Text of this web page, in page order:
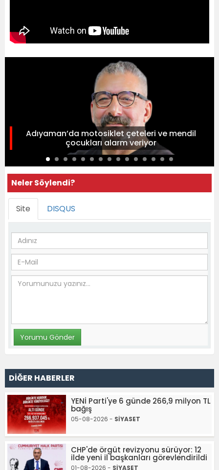
Adıyaman’da motosiklet çeteleri ve mendil
çocukları alarm veriyor
Neler Söylendi?
Site DISQUS
DİĞER HABERLER
YENİ Parti'ye 6 günde 266,9 milyon TL
bağış
05-08-2026 - SİYASET
CHP'de örgüt revizyonu sürüyor: 12
ilde yeni il başkanları görevlendirildi
01-08-2026 - SİYASET